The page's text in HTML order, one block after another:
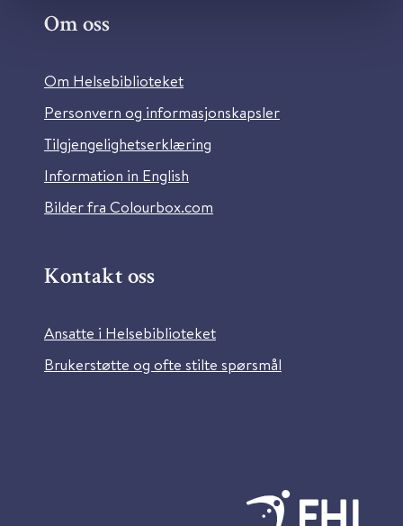
Om oss
Om Helsebiblioteket
Personvern og informasjonskapsler
Tilgjengelighetserklæring
Information in English
Bilder fra Colourbox.com
Kontakt oss
Ansatte i Helsebiblioteket
Brukerstøtte og ofte stilte spørsmål